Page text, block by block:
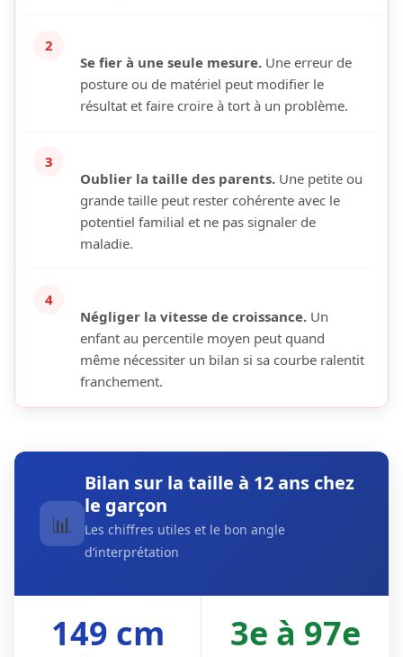
2
Se fier à une seule mesure. Une erreur de
posture ou de matériel peut modifier le
résultat et faire croire à tort à un problème.
3
Oublier la taille des parents. Une petite ou
grande taille peut rester cohérente avec le
potentiel familial et ne pas signaler de
maladie.
4
Négliger la vitesse de croissance. Un
enfant au percentile moyen peut quand
même nécessiter un bilan si sa courbe ralentit
franchement.
📊
Bilan sur la taille à 12 ans chez
le garçon
Les chiffres utiles et le bon angle
d’interprétation
149 cm 3e à 97e